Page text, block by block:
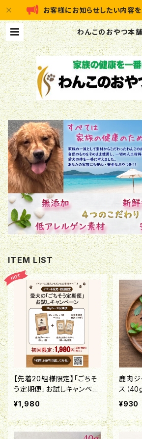
お客様にお知らせしたい内容を
わんこのおやつ本
ITEM LIST
【先着20組様限定】「ごちそ
う定期便」お試しキャンペー
ン！
¥1,980
鹿肉ジ
ス（
¥930